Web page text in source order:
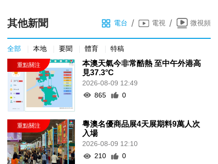
其他新聞 電台 / 電視 / 微視頻
全部 本地 要聞 體育 特稿
本澳天氣今非常酷熱 至中午外港高
見37.3°C
2026-08-09 12:49
865
0
粵澳名優商品展4天展期料9萬人次
入場
2026-08-09 12:10
210
0